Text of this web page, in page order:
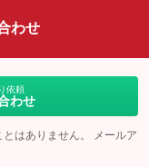
わせ
依頼
わせ
はありません。 メールア